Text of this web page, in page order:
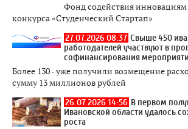
Фонд содействия инновациям
конкурса «Студенческий Стартап»
27.07.2026 08:37 Свыше 450
работодателей участвуют в
софинансирования
Более 130 - уже получили возмещение
сумму 13 миллионов рублей
26.07.2026 14:56 В первом
Ивановской области удалось
роста